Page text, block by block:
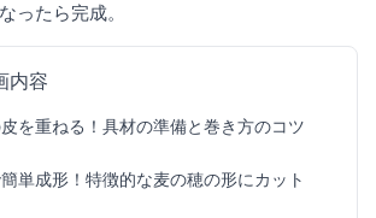
ったら完成。
内容
を重ねる！具材の準備と巻き方のコツ
単成形！特徴的な麦の穂の形にカット